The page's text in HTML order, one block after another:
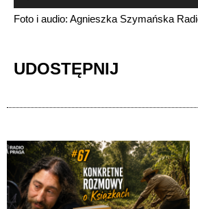
plików
Foto i audio: Agnieszka Szymańska
UDOSTĘPNIJ